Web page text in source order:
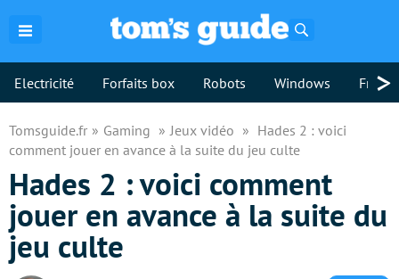
Electricité Forfaits box Robots Windows >
Tomsguide.fr Gaming Jeux vidéo
Hades 2 : voici
comment jouer en avance à la suite du jeu culte
Hades 2 : voici comment
jouer en avance à la suite du
jeu culte